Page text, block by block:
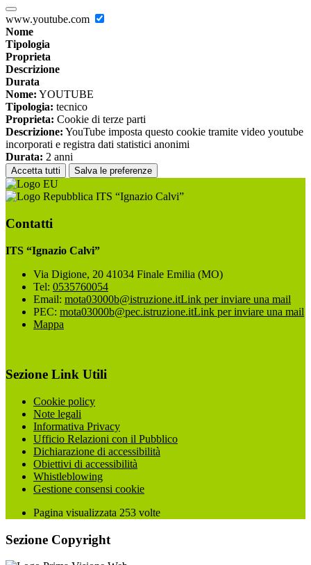
www.youtube.com
Nome
Tipologia
Proprieta
Descrizione
Durata
Nome: YOUTUBE
Tipologia: tecnico
Proprieta: Cookie di terze parti
Descrizione: YouTube imposta questo cookie tramite video youtube
incorporati e registra dati statistici anonimi
Durata: 2 anni
Accetta tutti Salva le preferenze
ITS “Ignazio Calvi”
Contatti
ITS “Ignazio Calvi”
Via Digione, 20 41034 Finale Emilia (MO)
Tel: 0535760054
Email: mota03000b@istruzione.itLink per inviare una mail
PEC: mota03000b@pec.istruzione.itLink per inviare una mail
Mappa
Sezione Link Utili
Cookie policy
Note legali
Informativa Privacy
Ufficio Relazioni con il Pubblico
Dichiarazione di accessibilità
Obiettivi di accessibilità
Whistleblowing
Gestione consensi cookie
Pagina visualizzata 253 volte
Sezione Copyright